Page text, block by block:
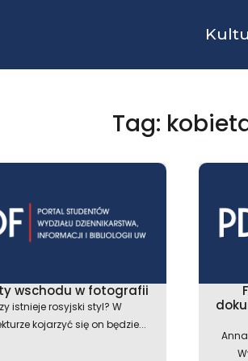
Tag:
wschodu w fotografii
istnieje rosyjski styl? W
kojarzyć się on będzie...